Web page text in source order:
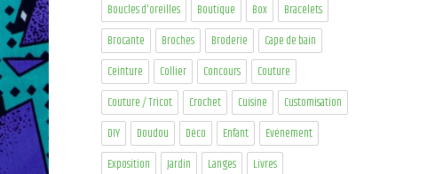
Boucles d'oreilles
Boutique Box
Bracelets
Brocante
Broches Broderie
Cape de bain
Ceinture
Collier Concours
Couture
Couture / Tricot
Crochet Cuisine
Customisation
DIY
Doudou Déco Enfant
Evénement
Exposition
Jardin Langes
Livres